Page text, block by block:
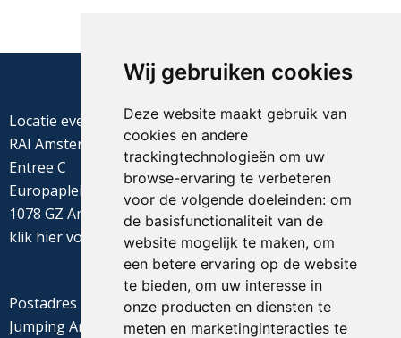
Wij gebruiken cookies
Deze website maakt gebruik van
cookies en andere
trackingtechnologieën om uw
browse-ervaring te verbeteren
voor de volgende doeleinden: om
de basisfunctionaliteit van de
website mogelijk te maken, om
een betere ervaring op de website
te bieden, om uw interesse in
onze producten en diensten te
meten en marketinginteracties te
Locatie evenement
RAI Amsterdam
Entree C
Europaplein 22
1078 GZ Amsterdam
klik hiervoor de routebeschrijving
Postadres
Jumping Amsterdam